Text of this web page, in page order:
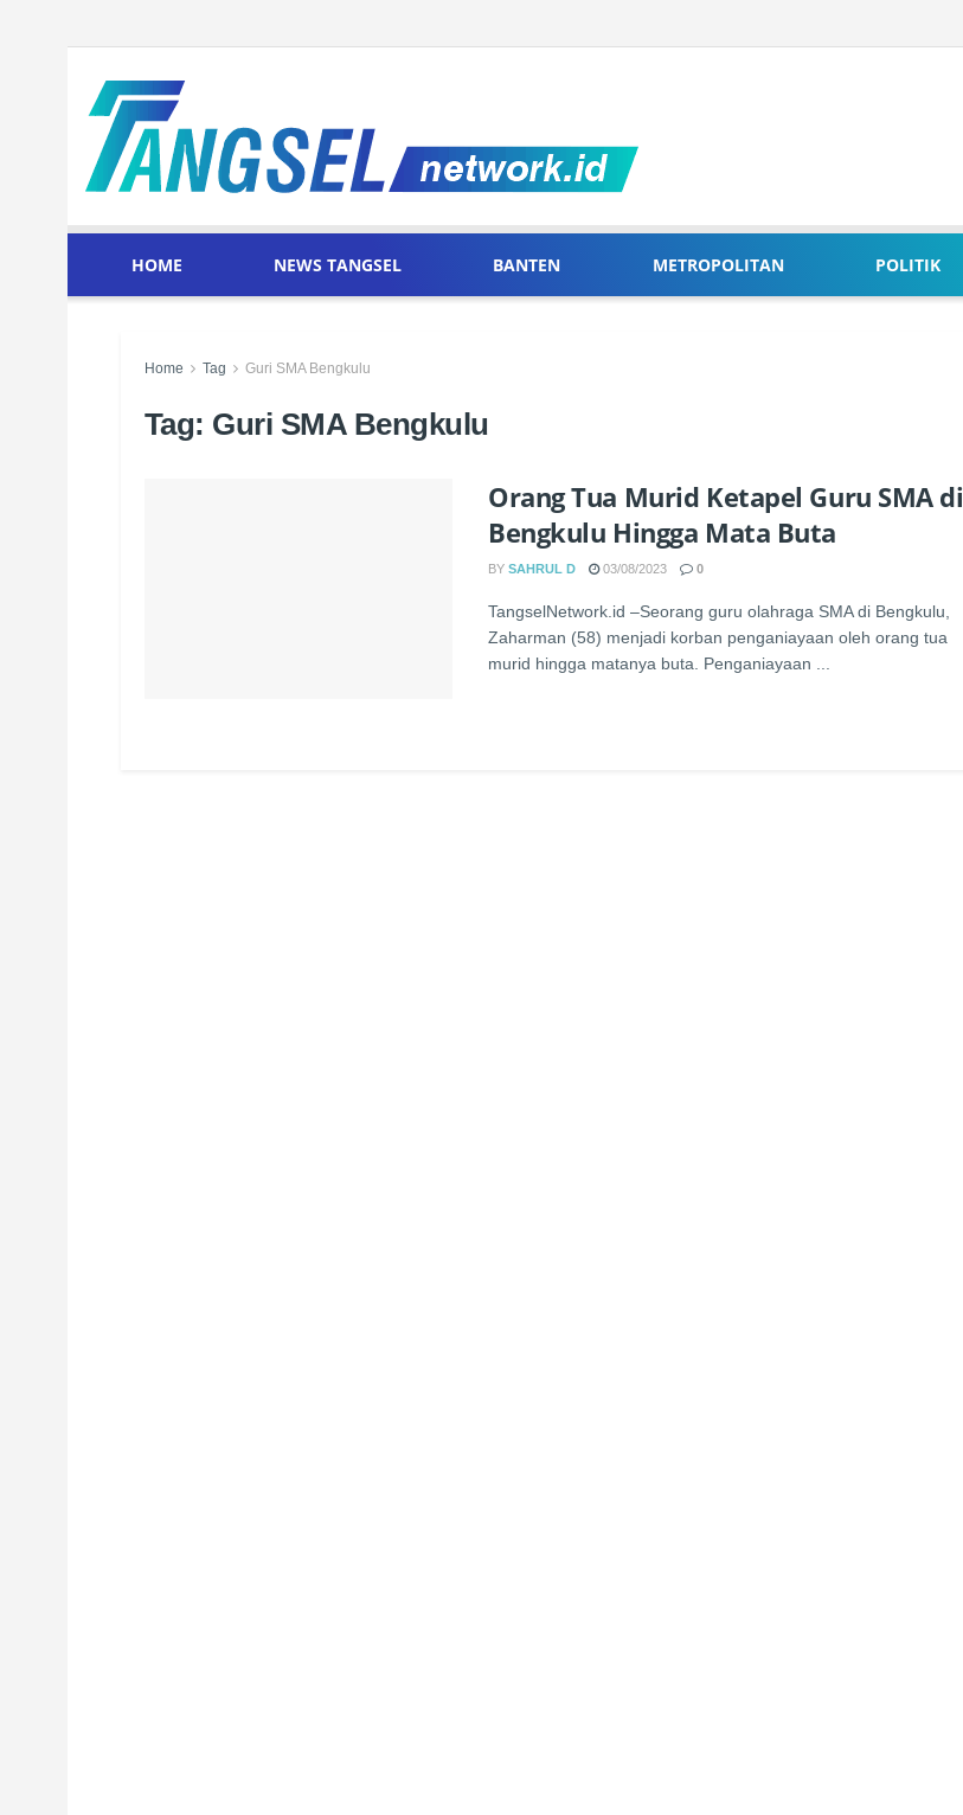
HOME NEWS TANGSEL BANTEN METROPOLITAN POLITIK
Home Tag Guri SMA Bengkulu
Tag: Guri SMA Bengkulu
Orang Tua Murid Ketapel Guru SMA di
Bengkulu Hingga Mata Buta
BY SAHRUL D 03/08/2023 0
TangselNetwork.id –Seorang guru olahraga SMA di Bengkulu,
Zaharman (58) menjadi korban penganiayaan oleh orang tua
murid hingga matanya buta. Penganiayaan ...